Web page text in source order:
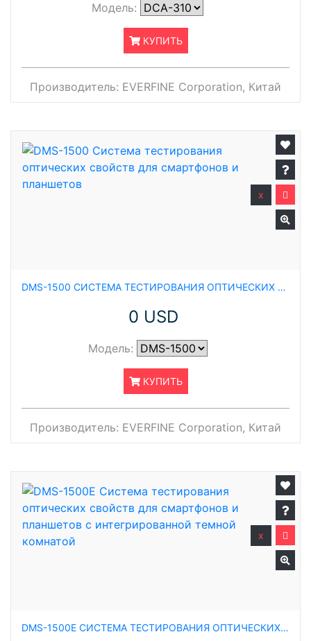
Модель:
КУПИТЬ
Производитель: EVERFINE Corporation, Китай
DMS-1500 СИСТЕМА ТЕСТИРОВАНИЯ ОПТИЧЕСКИХ СВОЙСТВ ДЛЯ СМАРТФОНОВ И ПЛАНШЕТОВ
0 USD
Модель:
КУПИТЬ
x
Производитель: EVERFINE Corporation, Китай
DMS-1500E СИСТЕМА ТЕСТИРОВАНИЯ ОПТИЧЕСКИХ СВОЙСТВ ДЛЯ СМАРТФОНОВ И ПЛАНШЕТОВ С ИНТЕГРИРОВАННОЙ ТЕМНОЙ КОМНАТОЙ
x